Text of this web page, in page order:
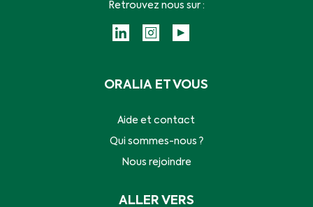
ORALIA ET VOUS
Aide et contact
Qui sommes-nous ?
Nous rejoindre
ALLER VERS
Retrouvez nous sur :